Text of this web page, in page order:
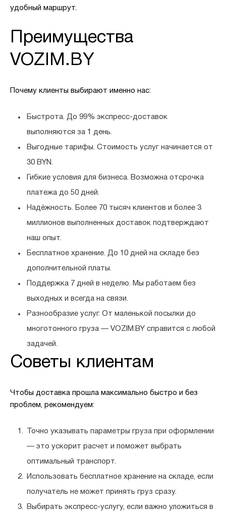
удобный маршрут.
Преимущества
VOZIM.BY
Почему клиенты выбирают именно нас:
Быстрота. До 99% экспресс-доставок
выполняются за 1 день.
Выгодные тарифы. Стоимость услуг начинается от
30 BYN.
Гибкие условия для бизнеса. Возможна отсрочка
платежа до 50 дней.
Надёжность. Более 70 тысяч клиентов и более 3
миллионов выполненных доставок подтверждают
наш опыт.
Бесплатное хранение. До 10 дней на складе без
дополнительной платы.
Поддержка 7 дней в неделю. Мы работаем без
выходных и всегда на связи.
Разнообразие услуг. От маленькой посылки до
многотонного груза — VOZIM.BY справится с любой
задачей.
Советы клиентам
Чтобы доставка прошла максимально быстро и без
проблем, рекомендуем:
Точно указывать параметры груза при оформлении
— это ускорит расчет и поможет выбрать
оптимальный транспорт.
Использовать бесплатное хранение на складе, если
получатель не может принять груз сразу.
Выбирать экспресс-услугу, если важно уложиться в